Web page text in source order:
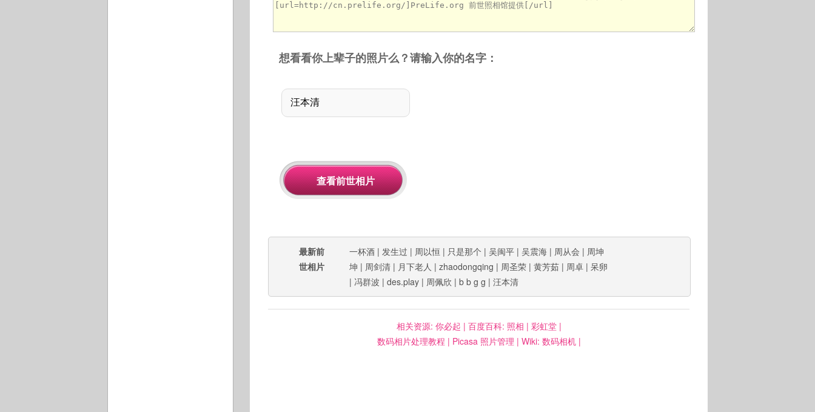
想看看你上辈子的照片么？请输入你的名字：
最新前
世相片
一杯酒 | 发生过 | 周以恒 | 只是那个 | 吴闽平 | 吴震海 | 周从会 | 周坤
坤 | 周剑清 | 月下老人 | zhaodongqing | 周圣荣 | 黄芳茹 | 周卓 | 呆卵
| 冯群波 | des.play | 周佩欣 | b b g g | 汪本清
相关资源: 你必起 | 百度百科: 照相 | 彩虹堂|
数码相片处理教程 | Picasa 照片管理 | Wiki: 数码相机|